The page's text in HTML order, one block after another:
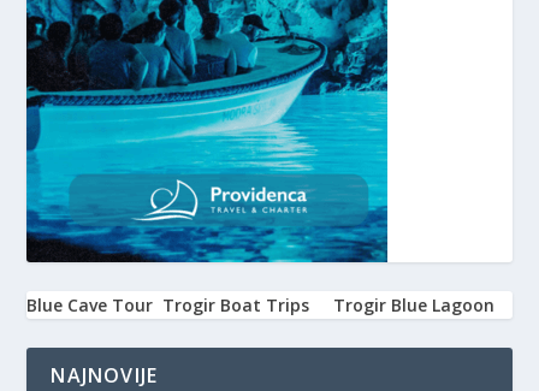
Blue Cave Tour Trogir Boat Trips Trogir Blue Lagoon
NAJNOVIJE